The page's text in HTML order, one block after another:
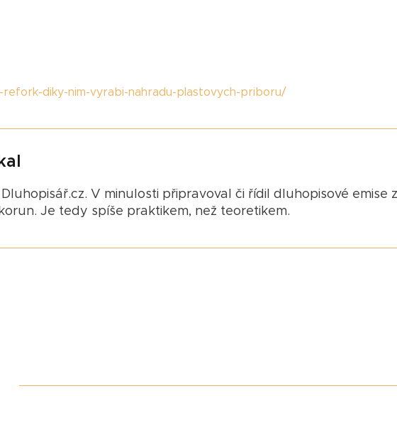
diky-nim-vyrabi-nahradu-plastovych-priboru/
V minulosti připravoval či řídil dluhopisové emise
Je tedy spíše praktikem, než teoretikem.